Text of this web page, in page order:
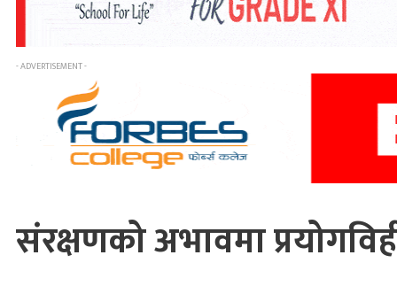
- ADVERTISEMENT -
संरक्षणको अभावमा